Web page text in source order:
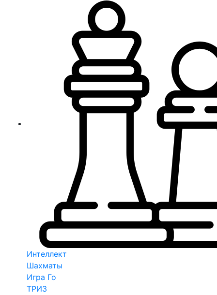
Интеллект
Шахматы
Игра Го
ТРИЗ